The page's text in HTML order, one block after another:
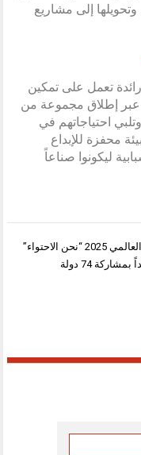
إلى مشاريع
تعمل على تمكين
عبر إطلاق مجموعة من
احتياجاتهم في
محفزة للإبداع
ليكونوا صناعاً
المؤتمر العالمي 2025 “نحن الاحتواء”
74 دولة